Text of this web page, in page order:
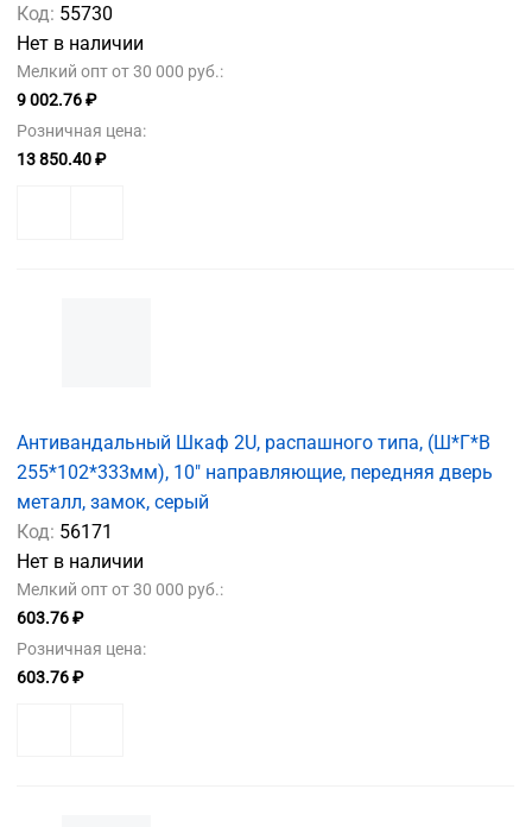
Код: 55730
Нет в наличии
Мелкий опт от 30 000 руб.:
9 002.76 ₽
Розничная цена:
13 850.40 ₽
Антивандальный Шкаф 2U, распашного типа, (Ш*Г*В
255*102*333мм), 10" направляющие, передняя дверь
металл, замок, серый
Код: 56171
Нет в наличии
Мелкий опт от 30 000 руб.:
603.76 ₽
Розничная цена:
603.76 ₽